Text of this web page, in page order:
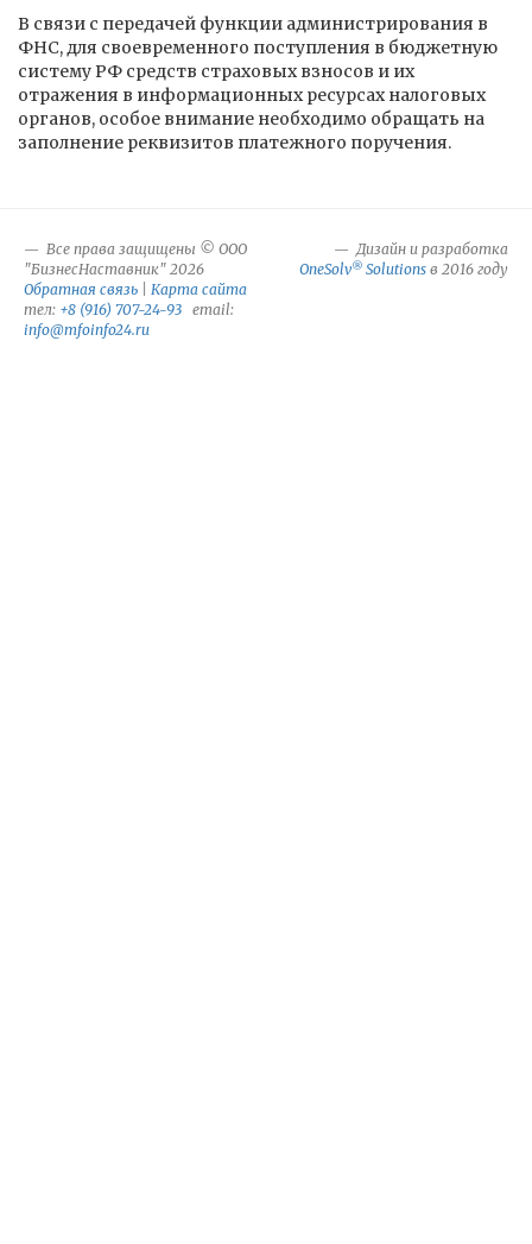
В связи с передачей функции администрирования в
ФНС, для своевременного поступления в бюджетную
систему РФ средств страховых взносов и их
отражения в информационных ресурсах налоговых
органов, особое внимание необходимо обращать на
заполнение реквизитов платежного поручения.
Все права защищены © ООО
"БизнесНаставник" 2026
Обратная связь
Карта сайта
тел: +8 (916) 707-24-93 email:
info@mfoinfo24.ru
Дизайн и разработка
OneSolv® Solutions в 2016 году